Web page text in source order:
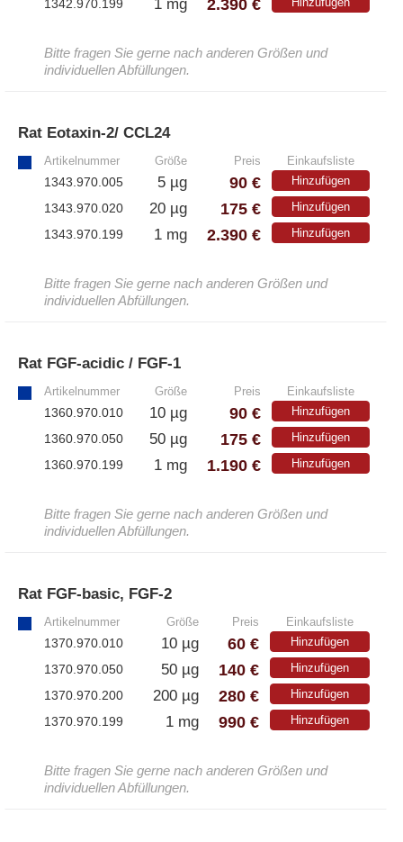
1342.970.199 1 mg 2.390 €
Bitte fragen Sie gerne nach anderen Größen und
individuellen Abfüllungen.
Rat Eotaxin-2/ CCL24
Artikelnummer Größe Preis Einkaufsliste
1343.970.005 5 µg 90 € Hinzufügen
1343.970.020 20 µg 175 € Hinzufügen
1343.970.199 1 mg 2.390 € Hinzufügen
Bitte fragen Sie gerne nach anderen Größen und
individuellen Abfüllungen.
Rat FGF-acidic / FGF-1
Artikelnummer Größe Preis Einkaufsliste
1360.970.010 10 µg 90 € Hinzufügen
1360.970.050 50 µg 175 € Hinzufügen
1360.970.199 1 mg 1.190 € Hinzufügen
Bitte fragen Sie gerne nach anderen Größen und
individuellen Abfüllungen.
Rat FGF-basic, FGF-2
Artikelnummer Größe Preis Einkaufsliste
1370.970.010 10 µg 60 € Hinzufügen
1370.970.050 50 µg 140 € Hinzufügen
1370.970.200 200 µg 280 € Hinzufügen
1370.970.199 1 mg 990 € Hinzufügen
Bitte fragen Sie gerne nach anderen Größen und
individuellen Abfüllungen.